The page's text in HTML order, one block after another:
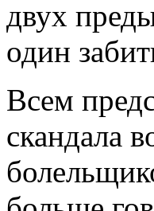
двух
один
Всем
скандала